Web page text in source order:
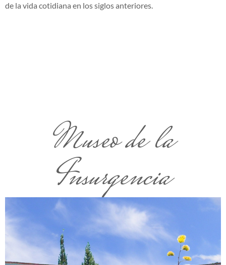
de la vida cotidiana en los siglos anteriores.
Museo de la
Insurgencia